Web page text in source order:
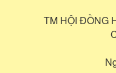
TM HỘI ĐỒNG